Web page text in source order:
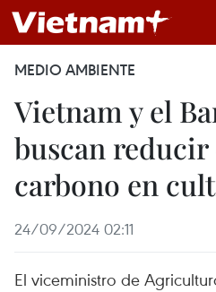
MEDIO AMBIENTE
Vietnam y el
buscan reducir
carbono en
24/09/2024 02:11
El viceministro de